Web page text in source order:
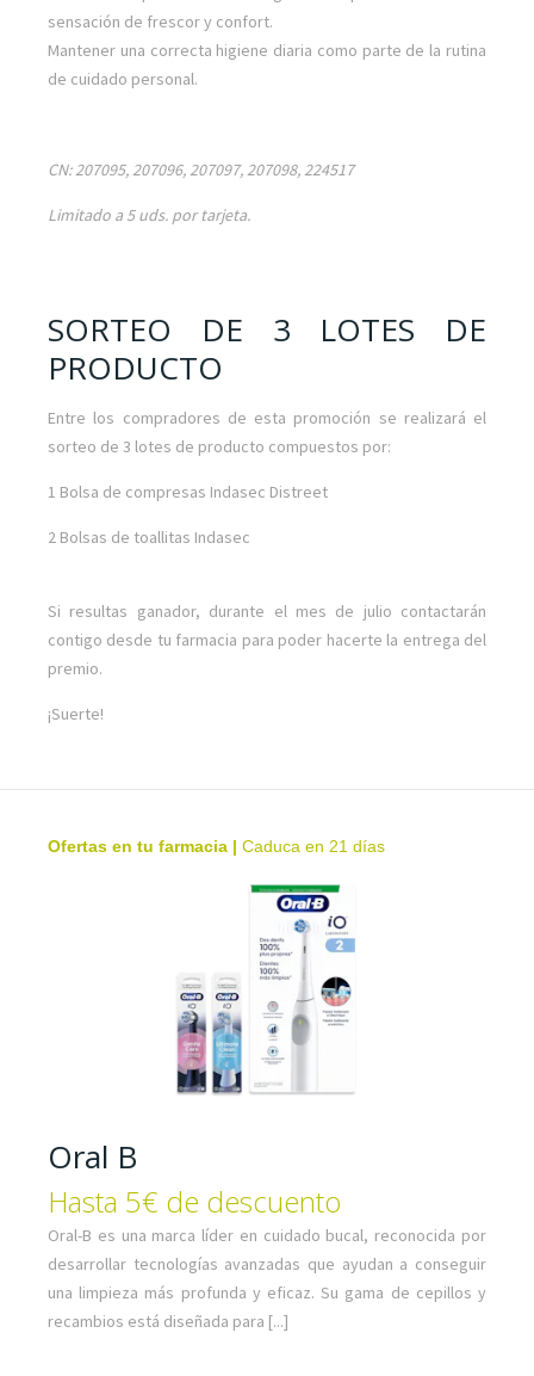
sensación de frescor y confort.
Mantener una correcta higiene diaria como parte de la rutina
de cuidado personal.
CN: 207095, 207096, 207097, 207098, 224517
Limitado a 5 uds. por tarjeta.
SORTEO DE 3 LOTES DE
PRODUCTO
Entre los compradores de esta promoción se realizará el
sorteo de 3 lotes de producto compuestos por:
1 Bolsa de compresas Indasec Distreet
2 Bolsas de toallitas Indasec
Si resultas ganador, durante el mes de julio contactarán
contigo desde tu farmacia para poder hacerte la entrega del
premio.
¡Suerte!
Ofertas en tu farmacia | Caduca en 21 días
Oral B
Hasta 5€ de descuento
Oral-B es una marca líder en cuidado bucal, reconocida por
desarrollar tecnologías avanzadas que ayudan a conseguir
una limpieza más profunda y eficaz. Su gama de cepillos y
recambios está diseñada para [...]